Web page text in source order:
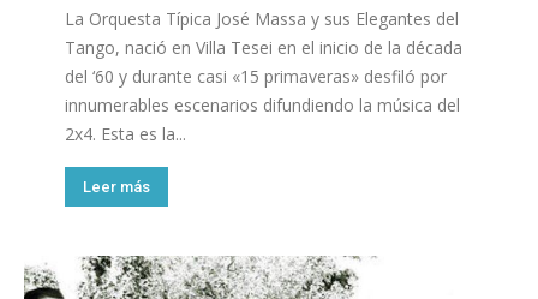
La Orquesta Típica José Massa y sus Elegantes del
Tango, nació en Villa Tesei en el inicio de la década
del ‘60 y durante casi «15 primaveras» desfiló por
innumerables escenarios difundiendo la música del
2x4. Esta es la...
Leer más